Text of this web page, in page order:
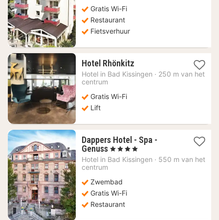
Gratis Wi-Fi
Restaurant
Fietsverhuur
Hotel Rhönkitz1
nacht
vanaf
Hotel in Bad Kissingen · 250 m van het
centrum
Gratis Wi-Fi
Lift
Dappers Hotel - Spa -
Genuss 1
nacht
€
, 4 Sterren
Hotel in Bad Kissingen · 550 m van het
centrum
Zwembad
Gratis Wi-Fi
Restaurant